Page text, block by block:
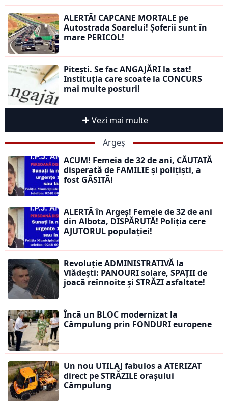
ALERTĂ! CAPCANE MORTALE pe
Autostrada Soarelui! Șoferii sunt în
mare PERICOL!
Pitești. Se fac ANGAJĂRI la stat!
Instituția care scoate la CONCURS
mai multe posturi!
Vezi mai multe
Argeș
ACUM! Femeia de 32 de ani, CĂUTATĂ
disperată de FAMILIE și polițiști, a
fost GĂSITĂ!
ALERTĂ în Argeș! Femeie de 32 de ani
din Albota, DISPĂRUTĂ! Poliția cere
AJUTORUL populației!
Revoluție ADMINISTRATIVĂ la
Vlădești: PANOURI solare, SPAȚII de
joacă reînnoite și STRĂZI asfaltate!
Încă un BLOC modernizat la
Câmpulung prin FONDURI europene
Un nou UTILAJ fabulos a ATERIZAT
direct pe STRĂZILE orașului
Câmpulung